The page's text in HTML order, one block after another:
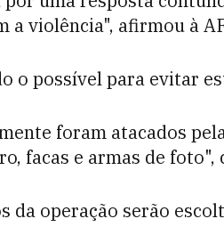
a violência", afirmou à
o possível para evitar
foram atacados
facas e armas de foto",
da operação serão